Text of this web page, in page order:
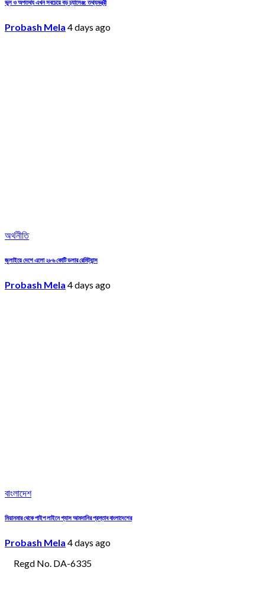
ভুল ও অপতথ্য এখন সবচেয়ে বড় চ্যালেঞ্জ: তথ্যমন্ত্রী
Probash Mela 4 days ago
অর্থনীতি
জুলাইয়ে দেশে এলো ২৮৬ কোটি ডলার রেমিট্যান্স
Probash Mela 4 days ago
বাংলাদেশ
মিয়ানমার থেকে পাইপ লাইনে গ্যাস আমদানির প্রস্তাব বাংলাদেশের
Probash Mela 4 days ago
Regd No. DA-6335